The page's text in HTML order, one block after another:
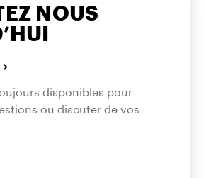
NOUS
disponibles pour
ou discuter de vos